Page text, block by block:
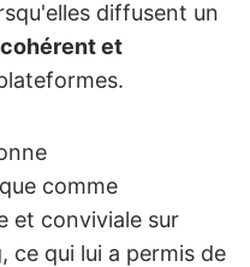
diffusent un
et
comme
et conviviale sur
ce qui lui a permis de